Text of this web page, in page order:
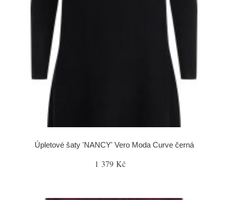
Úpletové šaty 'NANCY' Vero Moda Curve černá
1 379 Kč